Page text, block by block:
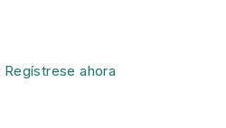
Regístrese ahora